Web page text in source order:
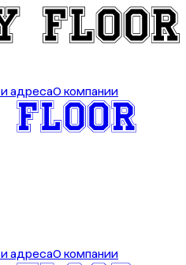
адресаО компании
адресаО компании